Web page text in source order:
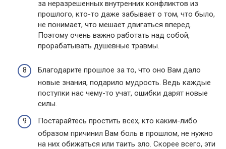
за неразрешенных внутренних конфликтов из
прошлого, кто-то даже забывает о том, что было,
не понимает, что мешает двигаться вперед.
Поэтому очень важно работать над собой,
прорабатывать душевные травмы.
Благодарите прошлое за то, что оно Вам дало
новые знания, подарило мудрость. Ведь каждые
поступки нас чему-то учат, ошибки дарят новые
силы.
Постарайтесь простить всех, кто каким-либо
образом причинил Вам боль в прошлом, не нужно
на них обижаться или таить зло. Скорее всего, эти